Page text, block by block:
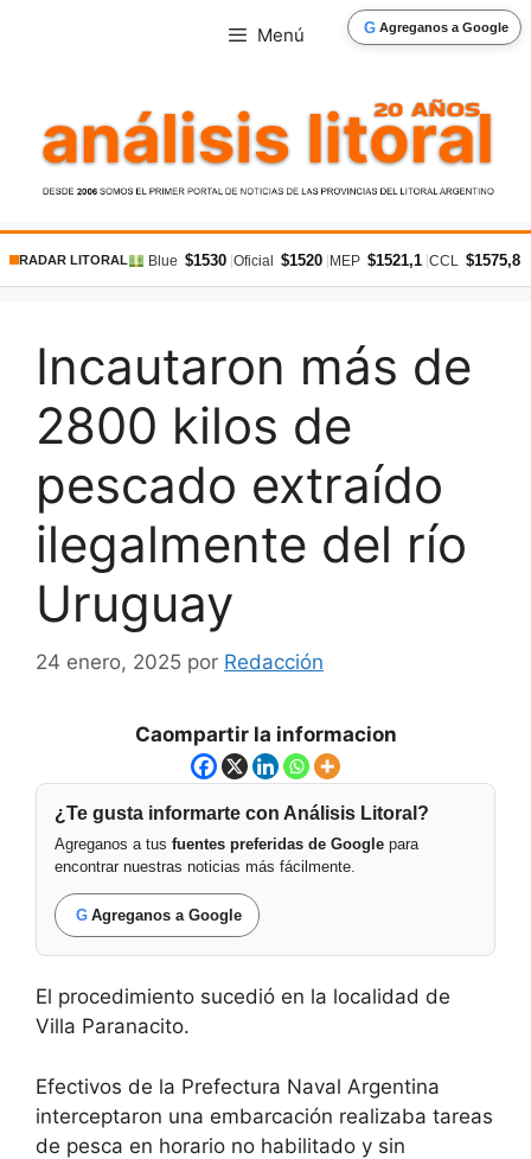
G Agreganos a Google
Menú
RADAR LITORAL Blue $1530 Oficial $1520 MEP $1521,1 CCL $1575,8
Incautaron más de
2800 kilos de
pescado extraído
ilegalmente del río
Uruguay
24 enero, 2025 por Redacción
Caompartir la informacion
¿Te gusta informarte con Análisis Litoral?
Agreganos a tus fuentes preferidas de Google para
encontrar nuestras noticias más fácilmente.
G Agreganos a Google
El procedimiento sucedió en la localidad de
Villa Paranacito.
Efectivos de la Prefectura Naval Argentina
interceptaron una embarcación realizaba tareas
de pesca en horario no habilitado y sin